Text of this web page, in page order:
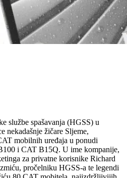
službe spašavanja (HGSS) u
nekadašnje žičare Sljeme,
mobilnih uređaja u ponudi
i CAT B15Q. U ime kompanije,
za privatne korisnike Richard
pročelniku HGSS-a te legendi